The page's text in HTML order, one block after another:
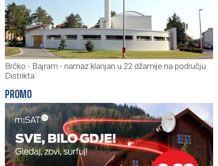
Brčko - Bajram - namaz klanjan u 22 džamije na području
Distrikta
PROMO